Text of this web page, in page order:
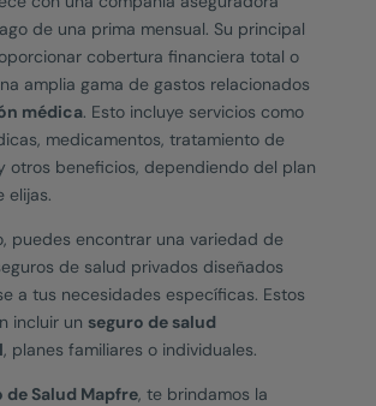
de una prima mensual. Su principal
cobertura financiera total o
amplia gama de gastos relacionados
médica. Esto incluye servicios como
, medicamentos, tratamiento de
otros beneficios, dependiendo del plan
elijas.
puedes encontrar una variedad de
de salud privados diseñados
a tus necesidades específicas. Estos
incluir un seguro de salud
, planes familiares o individuales.
de Salud Mapfre, te brindamos la